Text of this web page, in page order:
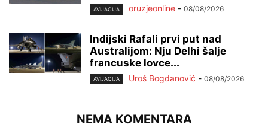
AVIJACIJA oruzjeonline - 08/08/2026
Indijski Rafali prvi put nad
Australijom: Nju Delhi šalje
francuske lovce...
AVIJACIJA Uroš Bogdanović - 08/08/2026
NEMA KOMENTARA